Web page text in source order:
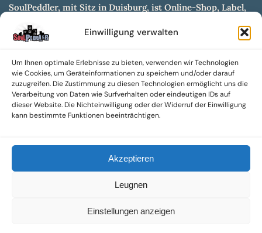
Einwilligung verwalten
Um Ihnen optimale Erlebnisse zu bieten, verwenden wir Technologien
wie Cookies, um Geräteinformationen zu speichern und/oder darauf
zuzugreifen. Die Zustimmung zu diesen Technologien ermöglicht uns die
Verarbeitung von Daten wie Surfverhalten oder eindeutigen IDs auf
dieser Website. Die Nichteinwilligung oder der Widerruf der Einwilligung
kann bestimmte Funktionen beeinträchtigen.
Akzeptieren
Leugnen
Einstellungen anzeigen
SoulPeddler, mit Sitz in Duisburg, ist Online-Shop, Label,
entwickelt aus dem SoulPeddler Vinyl-Presswerk und
unserer Online-Gig-Plattform.
Wir bieten eine breite Auswahl an sowohl hochgradig
sammelwürdigen als auch Mainstream-Titeln und -Formaten auf
Vinyl, CD und weiteren Medien.
Sowohl neue als auch gebrauchte, nach Zustand bewertete
Wir setzen uns leidenschaftlich für unabhängige Künstler und
Labels ein und bieten hochwertige, maßgeschneiderte Lösungen
aus über 30 Jahren Erfahrung in der Musikindustrie.
SoulPeddler Mailorder, Records & Vinyl Production – DUBOX –
Nettirock – Nice Guy Records – MOVA Museum of Vinyl Arts